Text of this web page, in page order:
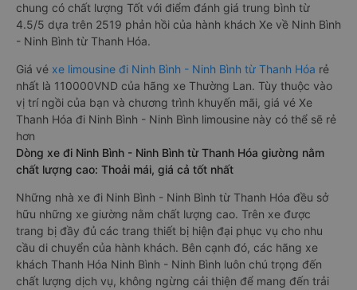
chung có chất lượng Tốt với điểm đánh giá trung bình từ
4.5/5 dựa trên 2519 phản hồi của hành khách Xe về Ninh Bình
- Ninh Bình từ Thanh Hóa.
Giá vé xe limousine đi Ninh Bình - Ninh Bình từ Thanh Hóa rẻ
nhất là 110000VND của hãng xe Thường Lan. Tùy thuộc vào
vị trí ngồi của bạn và chương trình khuyến mãi, giá vé Xe
Thanh Hóa đi Ninh Bình - Ninh Bình limousine này có thể sẽ rẻ
hơn
Dòng xe đi Ninh Bình - Ninh Bình từ Thanh Hóa giường nằm
chất lượng cao: Thoải mái, giá cả tốt nhất
Những nhà xe đi Ninh Bình - Ninh Bình từ Thanh Hóa đều sở
hữu những xe giường nằm chất lượng cao. Trên xe được
trang bị đầy đủ các trang thiết bị hiện đại phục vụ cho nhu
cầu di chuyển của hành khách. Bên cạnh đó, các hãng xe
khách Thanh Hóa Ninh Bình - Ninh Bình luôn chú trọng đến
chất lượng dịch vụ, không ngừng cải thiện để mang đến trải